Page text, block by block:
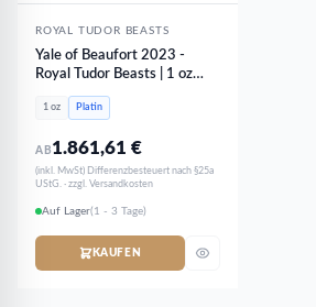
ROYAL TUDOR BEASTS
Yale of Beaufort 2023 -
Royal Tudor Beasts | 1 oz
Platin
1 oz Platin
AB 1.861,61€
(inkl. MwSt) Differenzbesteuert nach §25a
UStG. · zzgl. Versandkosten
Auf Lager(1 - 3 Tage)
KAUFEN